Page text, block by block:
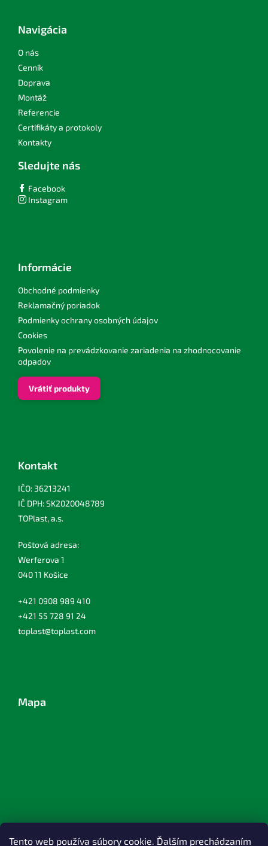
Tento web používa súbory cookie. Ďalším prechádzaním
Navigácia
O nás
Cenník
Doprava
Montáž
Referencie
Certifikáty a protokoly
Kontakty
Sledujte nás
Facebook
Instagram
Informácie
Obchodné podmienky
Reklamačný poriadok
Podmienky ochrany osobných údajov
Cookies
Povolenie na prevádzkovanie zariadenia na zhodnocovanie
odpadov
Vrátiť produkty
Kontakt
IČO: 36213241
IČ DPH: SK2020048789
TOPlast, a.s.
Poštová adresa:
Werferova 1
040 11 Košice
+421 0908 989 410
+421 55 728 91 24
toplast@toplast.com
Mapa